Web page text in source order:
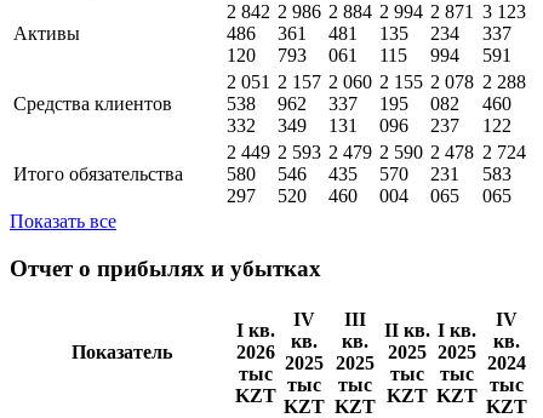
Активы
2 842
486
120
2 986
361
793
2 884
481
061
2 994
135
115
2 871
234
994
3 123
337
591
Средства клиентов
2 051
538
332
2 157
962
349
2 060
337
131
2 155
195
096
2 078
082
237
2 288
460
122
Итого обязательства
2 449
580
297
2 593
546
520
2 479
435
460
2 590
570
004
2 478
231
065
2 724
583
065
Показать все
Отчет о прибылях и убытках
Показатель
I кв.
2026
тыс
KZT
IV
кв.
2025
тыс
KZT
III
кв.
2025
тыс
KZT
II кв.
2025
тыс
KZT
I кв.
2025
тыс
KZT
IV
кв.
2024
тыс
KZT